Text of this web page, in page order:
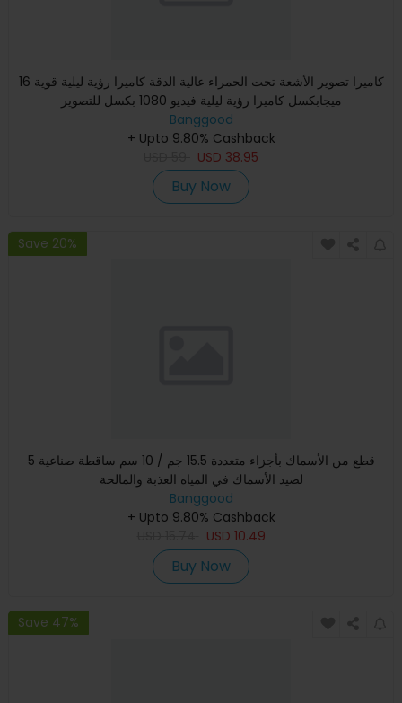
كاميرا تصوير الأشعة تحت الحمراء عالية الدقة كاميرا رؤية ليلية قوية 16
ميجابكسل كاميرا رؤية ليلية فيديو 1080 بكسل للتصوير
Banggood
+ Upto 9.80% Cashback
USD 38.95
Buy Now
Save 20%
5 قطع من الأسماك بأجزاء متعددة 15.5 جم / 10 سم ساقطة صناعية
لصيد الأسماك في المياه العذبة والمالحة
Banggood
+ Upto 9.80% Cashback
USD 10.49
Buy Now
Save 47%